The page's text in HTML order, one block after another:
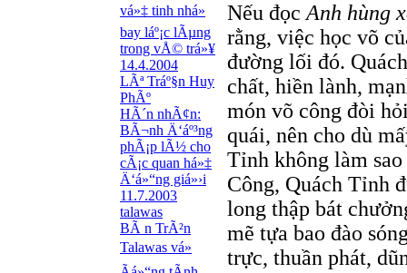
vá»‡ tinh nhá»
bay láº¡c lÃµng
trong vÅ© trá»¥
14.4.2004
LÃª Tráº§n Huy
PhÃº
HÃ´n nhÃ¢n:
BÃ¬nh Ä‘áº³ng
phÃ¡p lÃ½ cho
cÃ¡c quan há»‡
Ä‘á»“ng giá»›i
11.7.2003
talawas
BÃ n TrÃ²n
Talawas vá»
Nếu đọc Anh hùng
rằng, việc học võ
đường lối đó.
chất, hiền lành,
món võ công đòi
quái, nên cho dù
Tỉnh không làm
Công, Quách Tỉnh
long thập bát
mẽ tựa bao đào
trực, thuần phát,